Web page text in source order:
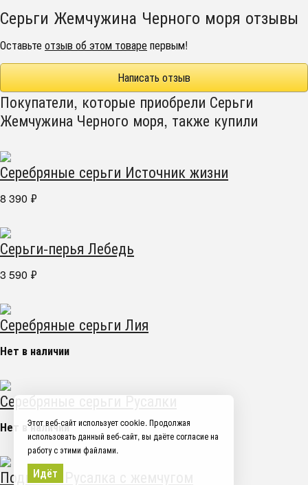
Серьги Жемчужина Черного моря отзывы
Оставьтеотзыв об этом товарепервым!
Написать отзыв
Покупатели, которые приобрели Серьги
Жемчужина Черного моря, также купили
Серебряные серьги Источник жизни
8 390 ₽
Серьги-перья Лебедь
3 590 ₽
Серебряные серьги Лия
Нет в наличии
Серебряные серьги Русалки
Нет в наличии
Подвеска Русалка с жемчугом
Этот веб-сайт использует cookie. Продолжая
использовать данный веб-сайт, вы даёте согласие на
работу с этими файлами.
Идёт